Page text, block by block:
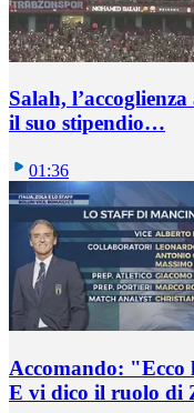
Salah,
il suo stipendio…
01:36
Accomando: "Ecco
E vi dico il ruolo di